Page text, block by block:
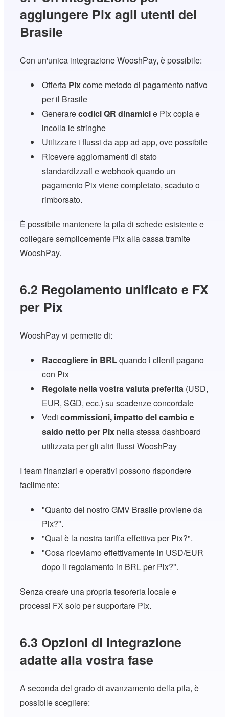
aggiungere Pix agli utenti del
Brasile
Con un'unica integrazione WooshPay, è possibile:
Offerta Pixcome metodo di pagamento nativo
per il Brasile
Generarecodici QR dinamicie Pix copia e
incolla le stringhe
Utilizzare i flussi da app ad app, ove possibile
Ricevere aggiornamenti di stato
standardizzati e webhook quando un
pagamento Pix viene completato, scaduto o
rimborsato.
È possibile mantenere la pila di schede esistente e
collegare semplicemente Pix alla cassa tramite
WooshPay.
6.2 Regolamento unificato e FX
per Pix
WooshPay vi permette di:
Raccogliere in BRLquando i clienti pagano
con Pix
Regolate nella vostra valuta preferita(USD,
EUR, SGD, ecc.) su scadenze concordate
Vedi commissioni, impatto del cambio e
saldo netto per Pixnella stessa dashboard
utilizzata per gli altri flussi WooshPay
I team finanziari e operativi possono rispondere
facilmente:
"Quanto del nostro GMV Brasile proviene da
Pix?".
"Qual è la nostra tariffa effettiva per Pix?".
"Cosa riceviamo effettivamente in USD/EUR
dopo il regolamento in BRL per Pix?".
Senza creare una propria tesoreria locale e
processi FX solo per supportare Pix.
6.3 Opzioni di integrazione
adatte alla vostra fase
A seconda del grado di avanzamento della pila, è
possibile scegliere: